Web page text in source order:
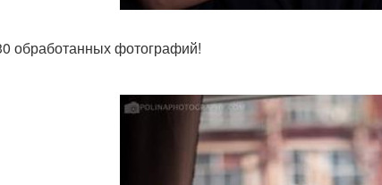
обработанных фотографий!